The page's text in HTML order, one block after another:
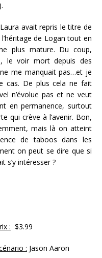
avait repris le titre de
de Logan tout en
plus mature. Du coup,
le voir mort depuis des
me manquait pas…et je
cas. De plus cela ne fait
n’évolue pas et ne veut
en permanence, surtout
qui crève à l’avenir. Bon,
mais là on atteint
de taboos dans les
on peut se dire que si
s’y intéresser ?
: $3.99
: Jason Aaron